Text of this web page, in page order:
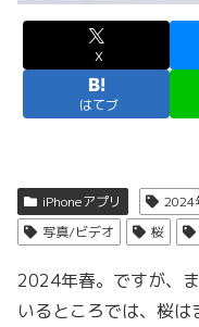
X
はてブ
iPhoneアプリ 2024
写真/ビデオ
桜
2024年春。ですが、
いるところでは、桜